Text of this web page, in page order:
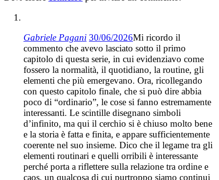
Gabriele Pagani 30/06/2026Mi ricordo il
commento che avevo lasciato sotto il primo
capitolo di questa serie, in cui evidenziavo come
fossero la normalità, il quotidiano, la routine, gli
elementi che più emergevano. Ora, ricollegando
con questo capitolo finale, che si può dire abbia
poco di “ordinario”, le cose si fanno estremamente
interessanti. Le scintille disegnano simboli
d’infinito, ma qui il cerchio si è chiuso molto bene
e la storia è fatta e finita, e appare sufficientemente
coerente nel suo insieme. Dico che il legame tra gli
elementi routinari e quelli orribili è interessante
perché porta a riflettere sulla relazione tra ordine e
caos, un qualcosa di cui purtroppo siamo continui